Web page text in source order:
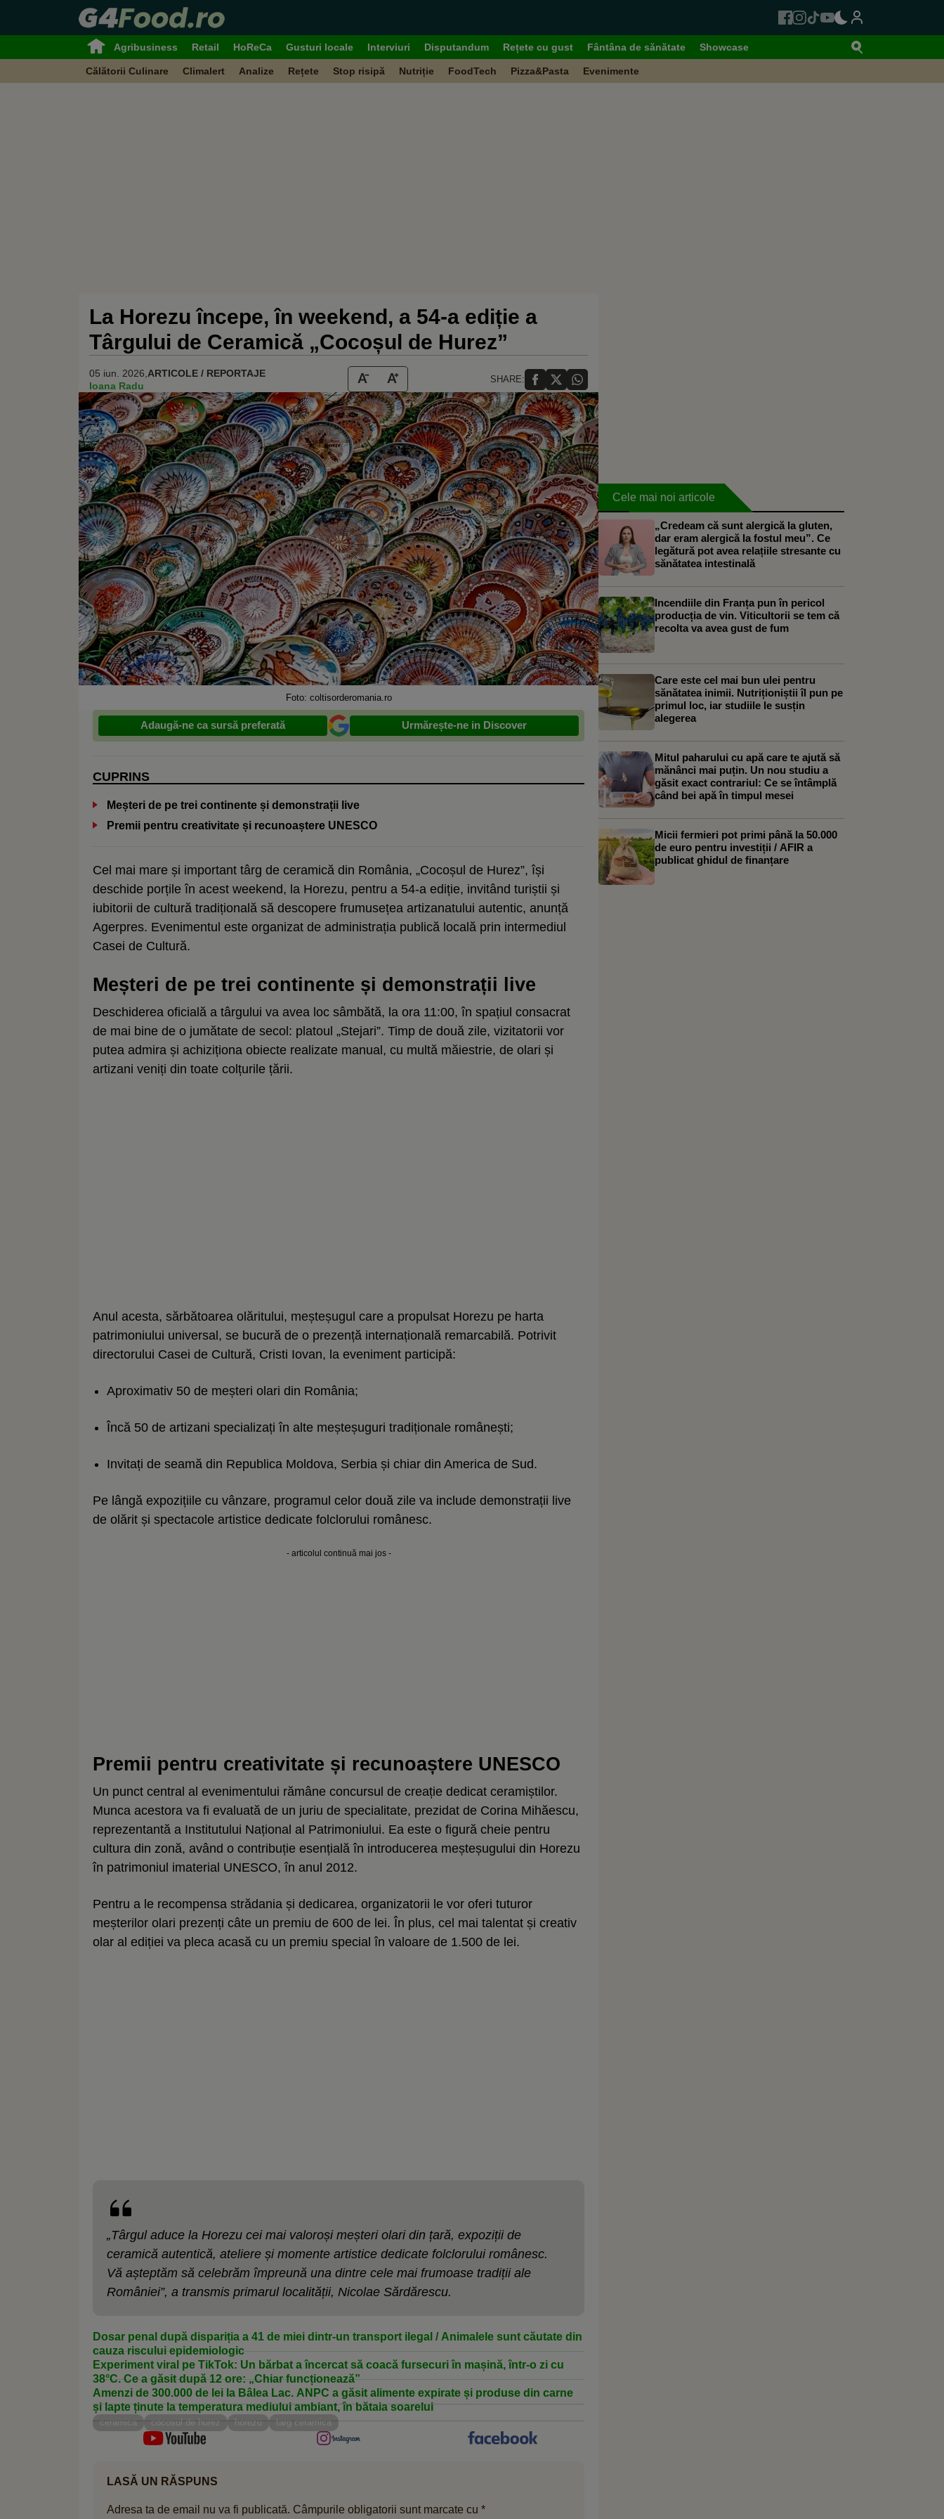
Agribusiness Retail HoReCa Gusturi locale Interviuri Disputandum Rețete cu gust Fântâna de sănătate Showcase
Călătorii Culinare Climalert Analize Rețete Stop risipă Nutriție FoodTech Pizza&Pasta Evenimente
La Horezu începe, în weekend, a 54-a ediție a
Târgului de Ceramică „Cocoșul de Hurez”
05 iun. 2026, ARTICOLE / REPORTAJE
Ioana Radu
SHARE:
Foto: coltisorderomania.ro
Adaugă-ne ca sursă preferată Urmărește-ne in Discover
CUPRINS
Meșteri de pe trei continente și demonstrații live
Premii pentru creativitate și recunoaștere UNESCO
Cel mai mare și important târg de ceramică din România, „Cocoșul de Hurez”, își
deschide porțile în acest weekend, la Horezu, pentru a 54-a ediție, invitând turiștii și
iubitorii de cultură tradițională să descopere frumusețea artizanatului autentic, anunță
Agerpres. Evenimentul este organizat de administrația publică locală prin intermediul
Casei de Cultură.
Meșteri de pe trei continente și demonstrații live
Deschiderea oficială a târgului va avea loc sâmbătă, la ora 11:00, în spațiul consacrat
de mai bine de o jumătate de secol: platoul „Stejari”. Timp de două zile, vizitatorii vor
putea admira și achiziționa obiecte realizate manual, cu multă măiestrie, de olari și
artizani veniți din toate colțurile țării.
Anul acesta, sărbătoarea olăritului, meșteșugul care a propulsat Horezu pe harta
patrimoniului universal, se bucură de o prezență internațională remarcabilă. Potrivit
directorului Casei de Cultură, Cristi Iovan, la eveniment participă:
Aproximativ 50 de meșteri olari din România;
Încă 50 de artizani specializați în alte meșteșuguri tradiționale românești;
Invitați de seamă din Republica Moldova, Serbia și chiar din America de Sud.
Pe lângă expozițiile cu vânzare, programul celor două zile va include demonstrații live
de olărit și spectacole artistice dedicate folclorului românesc.
- articolul continuă mai jos -
Premii pentru creativitate și recunoaștere UNESCO
Un punct central al evenimentului rămâne concursul de creație dedicat ceramiștilor.
Munca acestora va fi evaluată de un juriu de specialitate, prezidat de Corina Mihăescu,
reprezentantă a Institutului Național al Patrimoniului. Ea este o figură cheie pentru
cultura din zonă, având o contribuție esențială în introducerea meșteșugului din Horezu
în patrimoniul imaterial UNESCO, în anul 2012.
Pentru a le recompensa strădania și dedicarea, organizatorii le vor oferi tuturor
meșterilor olari prezenți câte un premiu de 600 de lei. În plus, cel mai talentat și creativ
olar al ediției va pleca acasă cu un premiu special în valoare de 1.500 de lei.
„Târgul aduce la Horezu cei mai valoroși meșteri olari din țară, expoziții de
ceramică autentică, ateliere și momente artistice dedicate folclorului românesc.
Vă așteptăm să celebrăm împreună una dintre cele mai frumoase tradiții ale
României”, a transmis primarul localității, Nicolae Sărdărescu.
Dosar penal după dispariția a 41 de miei dintr-un transport ilegal / Animalele sunt căutate din
cauza riscului epidemiologic
Experiment viral pe TikTok: Un bărbat a încercat să coacă fursecuri în mașină, într-o zi cu
38°C. Ce a găsit după 12 ore: „Chiar funcționează”
Amenzi de 300.000 de lei la Bâlea Lac. ANPC a găsit alimente expirate și produse din carne
și lapte ținute la temperatura mediului ambiant, în bătaia soarelui
ceramica cocosul de hurez horezu targ ceramica
LASĂ UN RĂSPUNS
Adresa ta de email nu va fi publicată. Câmpurile obligatorii sunt marcate cu *
Cele mai noi articole
„Credeam că sunt alergică la gluten,
dar eram alergică la fostul meu”. Ce
legătură pot avea relațiile stresante cu
sănătatea intestinală
Incendiile din Franța pun în pericol
producția de vin. Viticultorii se tem că
recolta va avea gust de fum
Care este cel mai bun ulei pentru
sănătatea inimii. Nutriționiștii îl pun pe
primul loc, iar studiile le susțin
alegerea
Mitul paharului cu apă care te ajută să
mănânci mai puțin. Un nou studiu a
găsit exact contrariul: Ce se întâmplă
când bei apă în timpul mesei
Micii fermieri pot primi până la 50.000
de euro pentru investiții / AFIR a
publicat ghidul de finanțare